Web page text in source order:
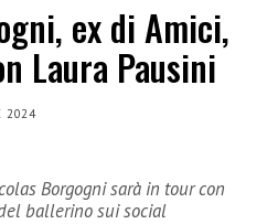
ex di Amici,
Laura Pausini
2024
Borgogni sarà in tour con
ballerino sui social